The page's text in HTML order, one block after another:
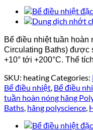
Bể điều nhiệt tuần hoàn
Circulating Baths) được
+10° tới +200°C. Thể
SKU: heatingCategories:
Bể điều nhiệt, Bể điều
tuần hoàn nóng hãng
Baths, hãng polyscience,